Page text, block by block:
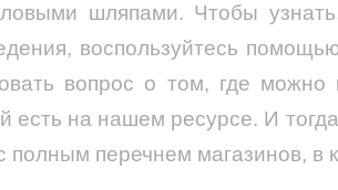
шляпами. Чтобы
воспользуйтесь
вопрос о том, где можно
есть на нашем ресурсе. И
полным перечнем магазинов, в